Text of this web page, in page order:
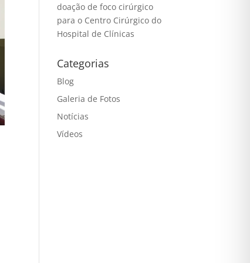
doação de foco cirúrgico
para o Centro Cirúrgico do
Hospital de Clínicas
Categorias
Blog
Galeria de Fotos
Notícias
Vídeos